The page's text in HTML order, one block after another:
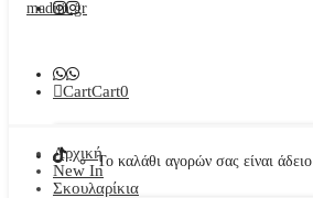
CartCart0
Το καλάθι αγορών σας είναι άδειο
Αρχική
New In
Σκουλαρίκια